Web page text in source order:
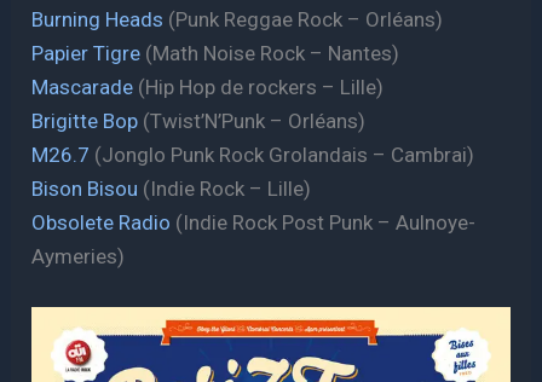
Burning Heads (Punk Reggae Rock – Orléans)
Papier Tigre (Math Noise Rock – Nantes)
Mascarade (Hip Hop de rockers – Lille)
Brigitte Bop (Twist’N’Punk – Orléans)
M26.7 (Jonglo Punk Rock Grolandais – Cambrai)
Bison Bisou (Indie Rock – Lille)
Obsolete Radio (Indie Rock Post Punk – Aulnoye-
Aymeries)